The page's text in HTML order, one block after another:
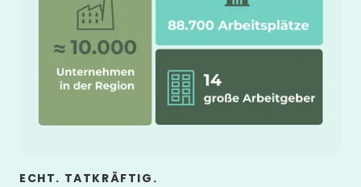
ECHT. TATKRÄFTIG.